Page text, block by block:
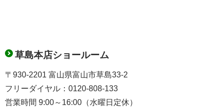
草島本店ショールーム
〒930-2201 富山県富山市草島33-2
フリーダイヤル：0120-808-133
営業時間 9:00～16:00（水曜日定休）